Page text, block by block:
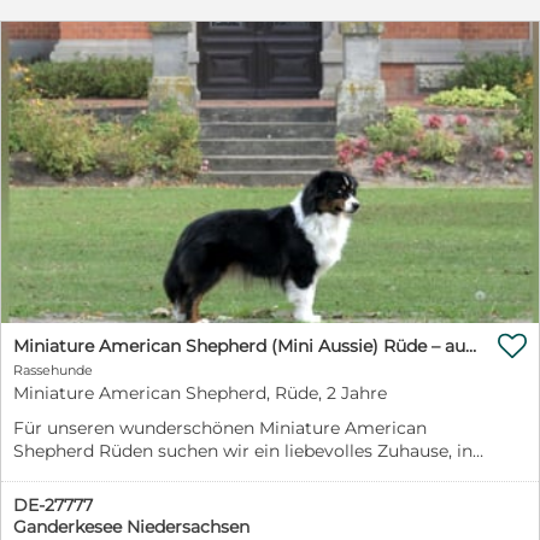
an einem persönlichen Kennenlernen, können Sie gerne
Kontakt mit uns aufnehmen!
Miniature American Shepherd (Mini Aussie) Rüde – außergewöhnlicher Begleiter mit Charisma
Rassehunde
Miniature American Shepherd, Rüde, 2 Jahre
Für unseren wunderschönen Miniature American
Shepherd Rüden suchen wir ein liebevolles Zuhause, in
Für uns steht nicht ein schneller Verkauf im
Vordergrund, sondern das passende Zuhause. Poker

DE-27777
Ganderkesee Niedersachsen